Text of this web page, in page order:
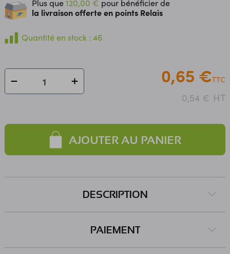
Plus que120,00 € pour bénéficier de
la livraison offerte en points Relais
Quantité en stock : 46
0,65 €TTC
0,54 € HT
AJOUTER AU PANIER
DESCRIPTION
PAIEMENT